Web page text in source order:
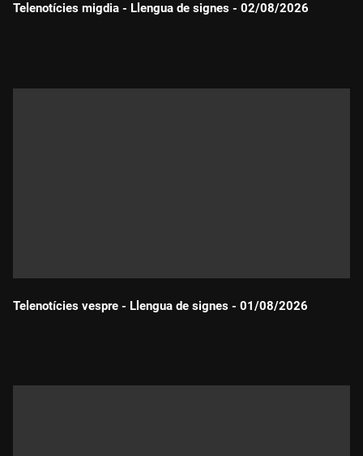
Telenotícies migdia - Llengua de signes - 02/08/2026
Telenotícies vespre - Llengua de signes - 01/08/2026